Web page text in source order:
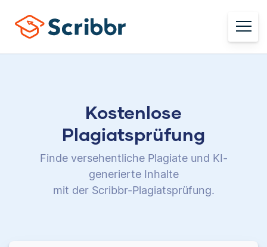
Kostenlose
Plagiatsprüfung
Finde versehentliche Plagiate und KI-
generierte Inhalte
mit der Scribbr-Plagiatsprüfung.